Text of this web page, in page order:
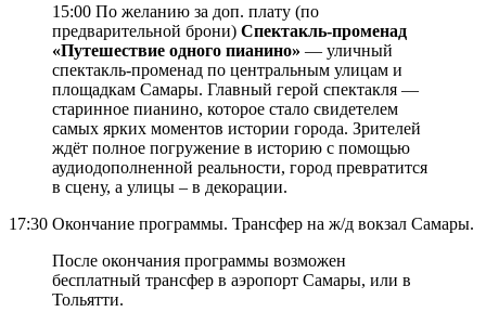
15:00 По желанию за доп. плату (по
предварительной брони) Спектакль-променад
«Путешествие одного пианино» — уличный
спектакль-променад по центральным улицам и
площадкам Самары. Главный герой спектакля —
старинное пианино, которое стало свидетелем
самых ярких моментов истории города. Зрителей
ждёт полное погружение в историю с помощью
аудиодополненной реальности, город превратится
в сцену, а улицы – в декорации.
17:30 Окончание программы. Трансфер на ж/д вокзал Самары.
После окончания программы возможен
бесплатный трансфер в аэропорт Самары, или в
Тольятти.